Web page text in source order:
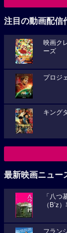
注目の動画配信
映画ク
ーズ
プロジ
キング
最新映画ニュー
「八つ
（B’z